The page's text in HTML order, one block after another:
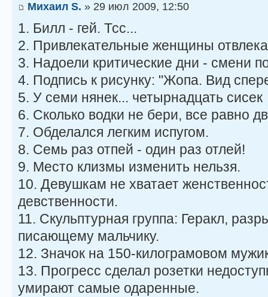
Михаил S. » 29 июл 2009, 12:50
1. Билл - гей. Тсc...
2. Привлекательные женщины
3. Надоели критические дни - смени
4. Подпись к рисунку: "Жопа. Вид
5. У семи нянек... четырнадцать сисек
6. Сколько водки не бери, все равно
7. Обделался легким испугом.
8. Семь раз отпей - один раз отлей!
9. Место клизмы изменить нельзя.
10. Девушкам не хватает
девственности.
11. Скульптурная группа: Геракл,
писающему мальчику.
12. Значoк на 150-килограмовом
13. Прогресс сделал розетки
умирают самые одаренные.